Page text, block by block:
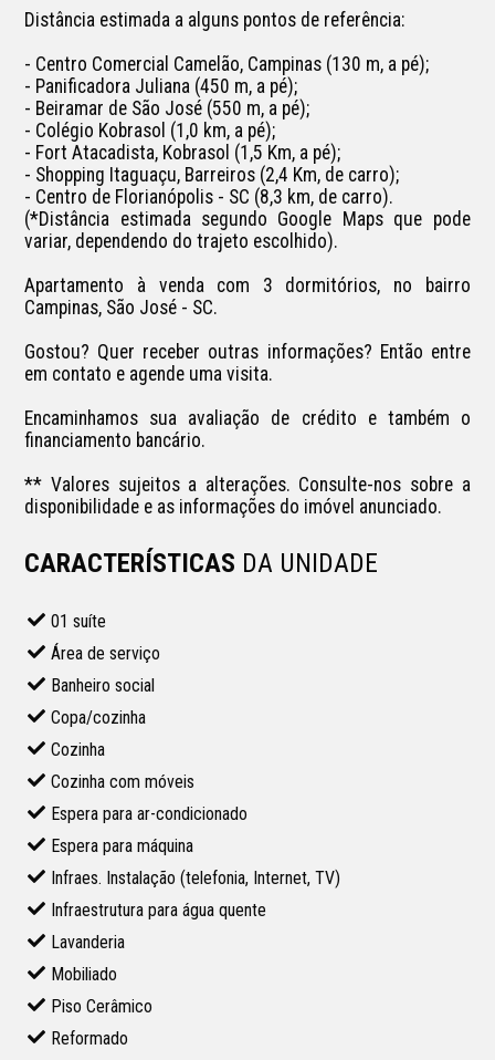
Distância estimada a alguns pontos de referência:
- Centro Comercial Camelão, Campinas (130 m, a pé);
- Panificadora Juliana (450 m, a pé);
- Beiramar de São José (550 m, a pé);
- Colégio Kobrasol (1,0 km, a pé);
- Fort Atacadista, Kobrasol (1,5 Km, a pé);
- Shopping Itaguaçu, Barreiros (2,4 Km, de carro);
- Centro de Florianópolis - SC (8,3 km, de carro).
(*Distância estimada segundo Google Maps que pode
variar, dependendo do trajeto escolhido).
Apartamento à venda com 3 dormitórios, no bairro
Campinas, São José - SC.
Gostou? Quer receber outras informações? Então entre
em contato e agende uma visita.
Encaminhamos sua avaliação de crédito e também o
financiamento bancário.
** Valores sujeitos a alterações. Consulte-nos sobre a
CARACTERÍSTICAS DA UNIDADE
01 suíte
Área de serviço
Banheiro social
Copa/cozinha
Cozinha
Cozinha com móveis
Espera para ar-condicionado
Espera para máquina
Infraes. Instalação (telefonia, Internet, TV)
Infraestrutura para água quente
Lavanderia
Mobiliado
Piso Cerâmico
Reformado